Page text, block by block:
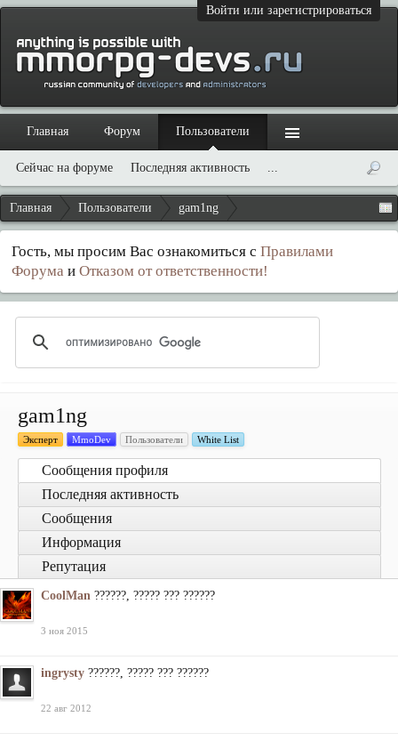
Войти или зарегистрироваться
Главная Пользователи gam1ng
Гость, мы просим Вас ознакомиться с Правилами
Форума и Отказом от ответственности!
gam1ng
Эксперт MmoDev Пользователи White List
Сообщения профиля
Последняя активность
Сообщения
Информация
Репутация
CoolMan ??????, ????? ??? ??????
3 ноя 2015
ingrysty ??????, ????? ??? ??????
22 авг 2012
Главная Форум Пользователи
Сейчас на форуме Последняя активность ...